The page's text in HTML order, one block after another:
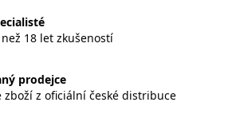
18 let zkušeností
prodejce
zboží z oficiální české distribuce